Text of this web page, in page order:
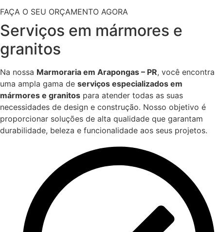
FAÇA O SEU ORÇAMENTO AGORA
Serviços em mármores e
granitos
Na nossa Marmoraria em Arapongas – PR, você encontra
uma ampla gama de serviços especializados em
mármores e granitos para atender todas as suas
necessidades de design e construção. Nosso objetivo é
proporcionar soluções de alta qualidade que garantam
durabilidade, beleza e funcionalidade aos seus projetos.